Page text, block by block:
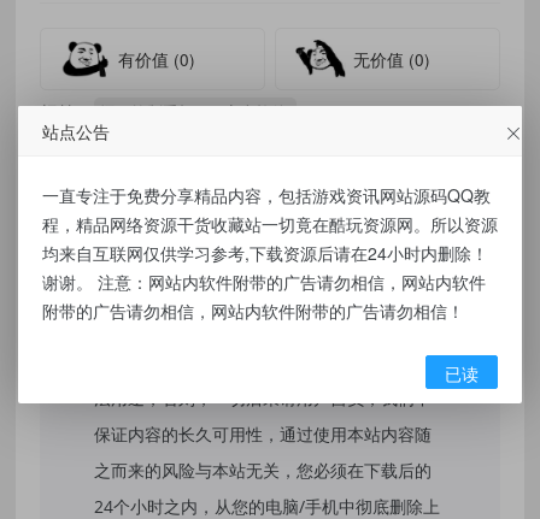
有价值 (0) 无价值 (0)
标签： 远程控制手机v1.0安卓软件
免责声明：
本站提供的资源，都来自网络，版权争议与本
站无关，所有内容及软件的文章仅限用于学习
和研究目的。不得将上述内容用于商业或者非
法用途，否则，一切后果请用户自负，我们不
保证内容的长久可用性，通过使用本站内容随
之而来的风险与本站无关，您必须在下载后的
24个小时之内，从您的电脑/手机中彻底删除上
站点公告
一直专注于免费分享精品内容，包括游戏资讯网站源码QQ教
程，精品网络资源干货收藏站一切竟在酷玩资源网。所以资源
均来自互联网仅供学习参考,下载资源后请在24小时内删除！
谢谢。 注意：网站内软件附带的广告请勿相信，网站内软件
附带的广告请勿相信，网站内软件附带的广告请勿相信！
已读